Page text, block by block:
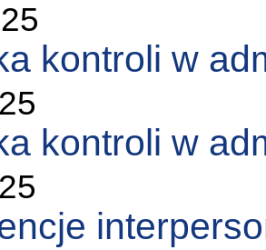
kontroli w
kontroli w